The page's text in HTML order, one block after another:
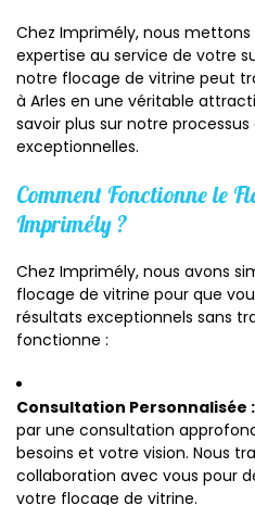
Chez Imprimély, nous
expertise au service de votre
notre flocage de vitrine peut
à Arles en une véritable
savoir plus sur notre
exceptionnelles.
Comment Fonctionne le
Imprimély ?
Chez Imprimély, nous avons
flocage de vitrine pour que
résultats exceptionnels sans
fonctionne :
Consultation Personnalisée :
par une consultation
besoins et votre vision. Nous
collaboration avec vous pour
votre flocage de vitrine.